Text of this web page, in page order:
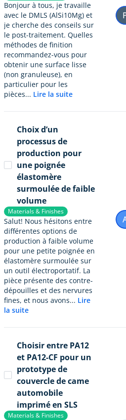
Bonjour à tous, je travaille
avec le DMLS (AlSi10Mg) et
je cherche des conseils sur
le post-traitement. Quelles
méthodes de finition
recommandez-vous pour
obtenir une surface lisse
(non granuleuse), en
particulier pour les
pièces... Lire la suite
Choix d’un
processus de
production pour
une poignée
élastomère
surmoulée de faible
volume
Materials & Finishes
Salut! Nous hésitons entre
différentes options de
production à faible volume
pour une petite poignée en
élastomère surmoulée sur
un outil électroportatif. La
pièce présente des contre-
dépouilles et des nervures
fines, et nous avons... Lire
la suite
Choisir entre PA12
et PA12-CF pour un
prototype de
couvercle de came
automobile
imprimé en SLS
Materials & Finishes